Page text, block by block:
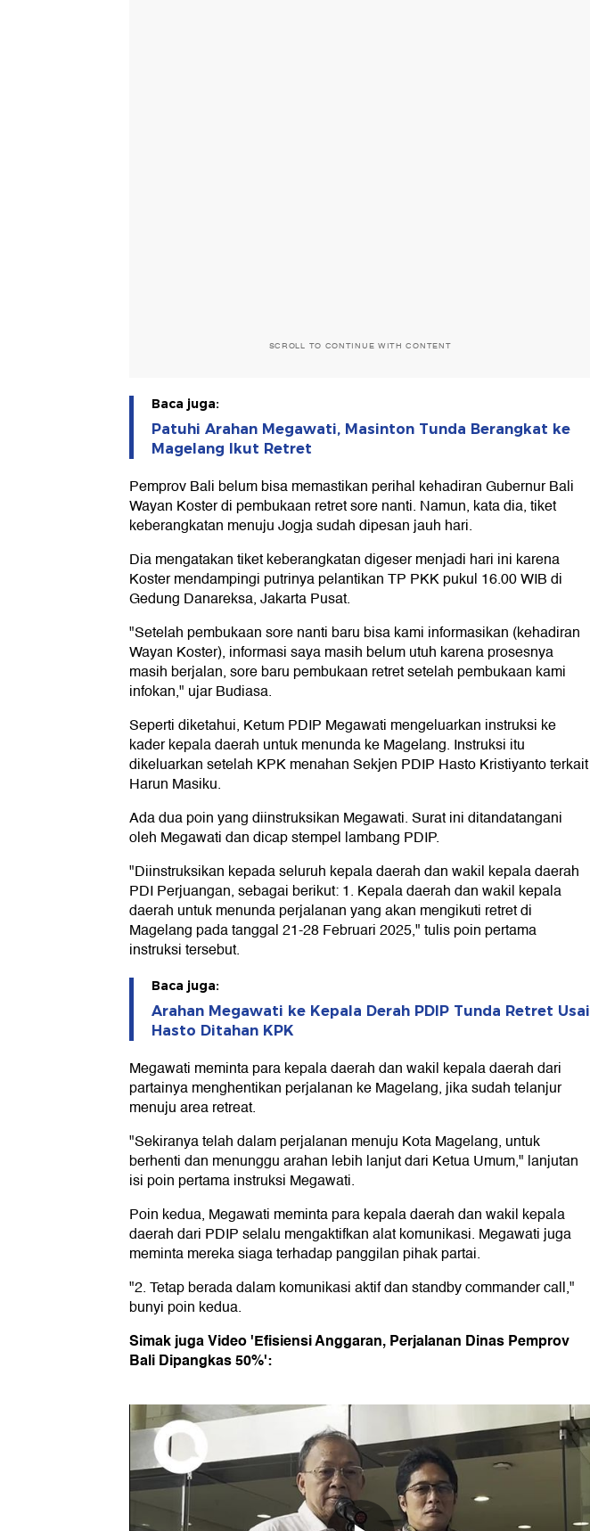
SCROLL TO CONTINUE WITH CONTENT
Baca juga:
Patuhi Arahan Megawati, Masinton Tunda Berangkat ke
Magelang Ikut Retret
Pemprov Bali belum bisa memastikan perihal kehadiran Gubernur Bali
Wayan Koster di pembukaan retret sore nanti. Namun, kata dia, tiket
keberangkatan menuju Jogja sudah dipesan jauh hari.
Dia mengatakan tiket keberangkatan digeser menjadi hari ini karena
Koster mendampingi putrinya pelantikan TP PKK pukul 16.00 WIB di
Gedung Danareksa, Jakarta Pusat.
"Setelah pembukaan sore nanti baru bisa kami informasikan (kehadiran
Wayan Koster), informasi saya masih belum utuh karena prosesnya
masih berjalan, sore baru pembukaan retret setelah pembukaan kami
infokan," ujar Budiasa.
Seperti diketahui, Ketum PDIP Megawati mengeluarkan instruksi ke
kader kepala daerah untuk menunda ke Magelang. Instruksi itu
dikeluarkan setelah KPK menahan Sekjen PDIP Hasto Kristiyanto terkait
Harun Masiku.
Ada dua poin yang diinstruksikan Megawati. Surat ini ditandatangani
oleh Megawati dan dicap stempel lambang PDIP.
"Diinstruksikan kepada seluruh kepala daerah dan wakil kepala daerah
PDI Perjuangan, sebagai berikut: 1. Kepala daerah dan wakil kepala
daerah untuk menunda perjalanan yang akan mengikuti retret di
Magelang pada tanggal 21-28 Februari 2025," tulis poin pertama
instruksi tersebut.
Baca juga:
Arahan Megawati ke Kepala Derah PDIP Tunda Retret Usai
Hasto Ditahan KPK
Megawati meminta para kepala daerah dan wakil kepala daerah dari
partainya menghentikan perjalanan ke Magelang, jika sudah telanjur
menuju area retreat.
"Sekiranya telah dalam perjalanan menuju Kota Magelang, untuk
berhenti dan menunggu arahan lebih lanjut dari Ketua Umum," lanjutan
isi poin pertama instruksi Megawati.
Poin kedua, Megawati meminta para kepala daerah dan wakil kepala
daerah dari PDIP selalu mengaktifkan alat komunikasi. Megawati juga
meminta mereka siaga terhadap panggilan pihak partai.
"2. Tetap berada dalam komunikasi aktif dan standby commander call,"
bunyi poin kedua.
Simak juga Video 'Efisiensi Anggaran, Perjalanan Dinas Pemprov
Bali Dipangkas 50%':